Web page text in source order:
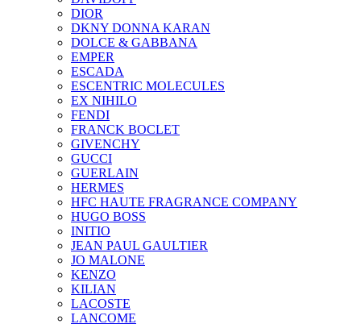
DIOR
DKNY DONNA KARAN
DOLCE & GABBANA
EMPER
ESCADA
ESCENTRIC MOLECULES
EX NIHILO
FENDI
FRANCK BOCLET
GIVENCHY
GUCCI
GUERLAIN
HERMES
HFC HAUTE FRAGRANCE COMPANY
HUGO BOSS
INITIO
JEAN PAUL GAULTIER
JO MALONE
KENZO
KILIAN
LACOSTE
LANCOME